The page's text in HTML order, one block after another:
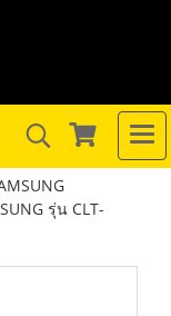
รุ่น CLT-